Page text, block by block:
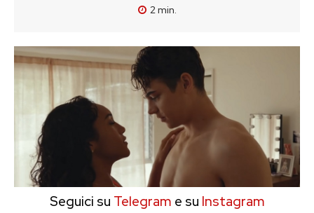
2min.
Seguici su Telegram e su Instagram